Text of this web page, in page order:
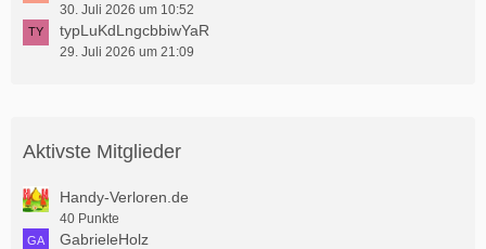
30. Juli 2026 um 10:52
typLuKdLngcbbiwYaR
29. Juli 2026 um 21:09
Aktivste Mitglieder
Handy-Verloren.de
40 Punkte
GabrieleHolz